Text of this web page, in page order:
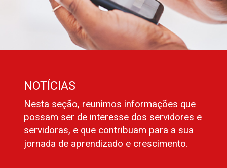
NOTÍCIAS
Nesta seção, reunimos informações que
possam ser de interesse dos servidores e
servidoras, e que contribuam para a sua
jornada de aprendizado e crescimento.